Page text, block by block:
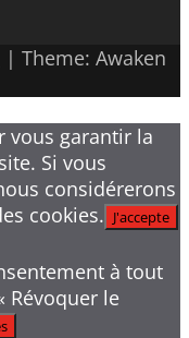
| Theme: Awaken
vous garantir la
Si vous
considérerons
cookies. J'accepte
à tout
Révoquer le